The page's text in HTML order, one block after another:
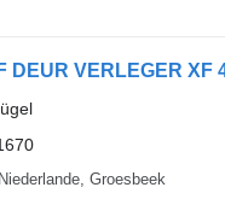
DEUR VERLEGER XF
Niederlande, Groesbeek